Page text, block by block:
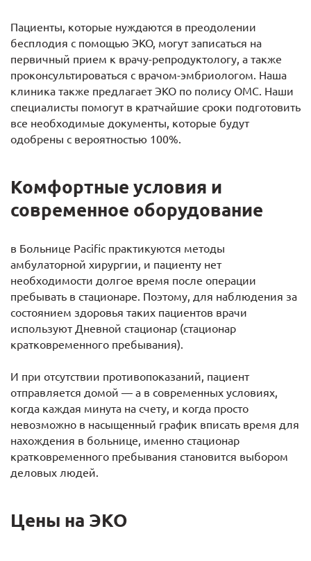
Пациенты, которые нуждаются в преодолении
бесплодия с помощью ЭКО, могут записаться на
первичный прием к врачу-репродуктологу, а также
проконсультироваться с врачом-эмбриологом. Наша
клиника также предлагает ЭКО по полису ОМС. Наши
специалисты помогут в кратчайшие сроки подготовить
все необходимые документы, которые будут
одобрены с вероятностью 100%.
Комфортные условия и
современное оборудование
в Больнице Pacific практикуются методы
амбулаторной хирургии, и пациенту нет
необходимости долгое время после операции
пребывать в стационаре. Поэтому, для наблюдения за
состоянием здоровья таких пациентов врачи
используют Дневной стационар (стационар
кратковременного пребывания).
И при отсутствии противопоказаний, пациент
отправляется домой — а в современных условиях,
когда каждая минута на счету, и когда просто
невозможно в насыщенный график вписать время для
нахождения в больнице, именно стационар
кратковременного пребывания становится выбором
деловых людей.
Цены на ЭКО